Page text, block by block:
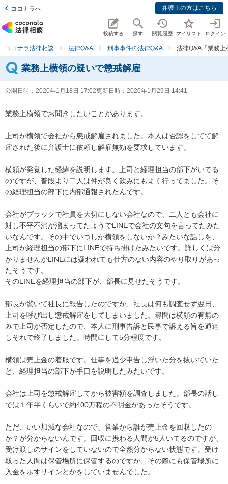
ココナラへ 弁護士の方はこちら
投稿する 探す 閲覧履歴 マイリスト ログイン
ココナラ法律相談 法律Q&A 刑事事件の法律Q&A 法律Q&A「業務
業務上横領の疑いで懲戒解雇
公開日時： 2020年1月18日 17:02更新日時： 2020年1月29日 14:41
業務上横領でお聞きしたいことがあります。
上司が横領で会社から懲戒解雇されました。本人は否認をしてて解
雇された後に弁護士に依頼し解雇無効を要求しています。
横領が発覚した経緯を説明します。上司と経理担当の部下がいてる
のですが、普段より二人は仲が良く飲みにもよく行ってました。そ
の経理担当の部下に内部通報されたんです。
会社がブラックで社員を大切にしない会社なので、二人とも会社に
対し不平不満が溜まってたようでLINEで会社の文句を言ってたみた
いなんです。その中でいつしか横領をしないか？みたいな話しを、
上司が経理担当の部下にLINEで持ち掛けたみたいです。詳しくは分
かりませんがLINEには疑われても仕方のない内容のやり取りがあっ
たそうです。
そのLINEを経理担当の部下が、部長に見せたそうです。
部長が驚いて社長に報告したのですが、社長は何も調査せず翌日、
上司を呼び出し懲戒解雇をしてしまいました。尋問は横領の有無の
みで上司が否定したので、本人に刑事告訴と民事で訴える旨を通達
しそれで終了しました。時間にして5分程度です。
横領は売上金の着服です。仕事を過少申告し浮いた分を抜いていた
と、経理担当の部下が手口を説明したみたいです。
会社は上司を懲戒解雇してから被害額を調査しました。部長の話し
では１年半くらいで約400万程の不明金があったそうです。
ただ、いい加減な会社なので、営業から誰が売上金を回収したの
か？が分からないんです。回収に携わる人間が5人いてるのですが、
受け渡しのサインをしていないので全然分からない状態です。受け
取った人間は保管場所に保管するのですが、その際にも保管場所に
入金を示すサインとかをしていませんでした。